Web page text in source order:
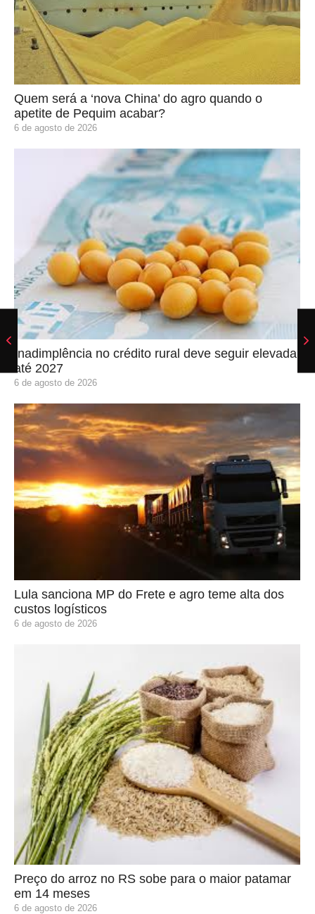
Quem será a ‘nova China’ do agro quando o
apetite de Pequim acabar?
6 de agosto de 2026
Inadimplência no crédito rural deve seguir elevada
até 2027
6 de agosto de 2026
Lula sanciona MP do Frete e agro teme alta dos
custos logísticos
6 de agosto de 2026
Preço do arroz no RS sobe para o maior patamar
em 14 meses
6 de agosto de 2026